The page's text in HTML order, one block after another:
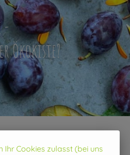
-
Ökokiste?
Ihr Cookies zulasst (bei uns